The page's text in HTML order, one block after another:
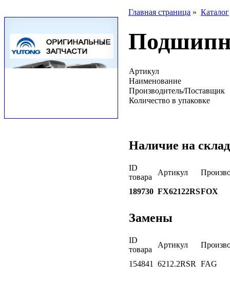
Главная страница » Каталог
Артикул
Наименование
Производитель/Поставщик
Количество в упаковке
Наличие на
ID
товара
Артикул
189730 FX62122RSFOX
Замены
ID
товара
Артикул
154841 6212.2RSR FAG